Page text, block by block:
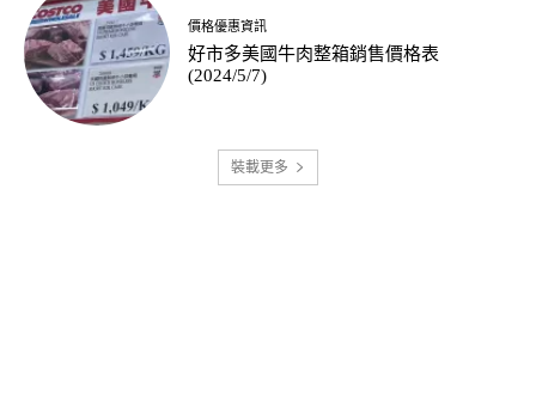
價格優惠資訊
好市多美國牛肉整箱銷售價格表
(2024/5/7)
裝載更多